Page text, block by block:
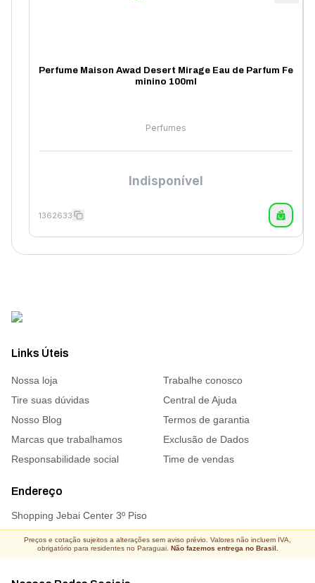
Perfume Maison Awad Desert Mirage Eau de Parfum Fe
minino 100ml
Perfumes
Indisponível
1362633
Links Úteis
Nossa loja
Trabalhe conosco
Tire suas dúvidas
Central de Ajuda
Nosso Blog
Termos de garantia
Marcas que trabalhamos
Exclusão de Dados
Responsabilidade social
Time de vendas
Endereço
Shopping Jebai Center 3º Piso
Preços e cotação sujeitos a alterações sem aviso prévio. Valores não incluem IVA,
obrigatório para residentes no Paraguai. Não fazemos entrega no Brasil.